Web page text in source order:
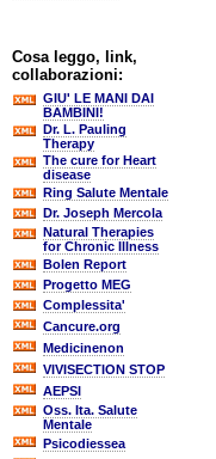
Cosa leggo, link,
collaborazioni:
GIU' LE MANI DAI
BAMBINI!
Dr. L. Pauling
Therapy
The cure for Heart
disease
Ring Salute Mentale
Dr. Joseph Mercola
Natural Therapies
for Chronic Illness
Bolen Report
Progetto MEG
Complessita'
Cancure.org
Medicinenon
VIVISECTION STOP
AEPSI
Oss. Ita. Salute
Mentale
Psicodiessea